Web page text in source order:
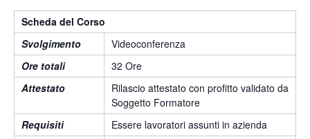
Scheda del Corso
Svolgimento
Videoconferenza
Ore totali
32 Ore
Attestato
Rilascio attestato con profitto validato da
Soggetto Formatore
Requisiti
Essere lavoratori assunti in azienda